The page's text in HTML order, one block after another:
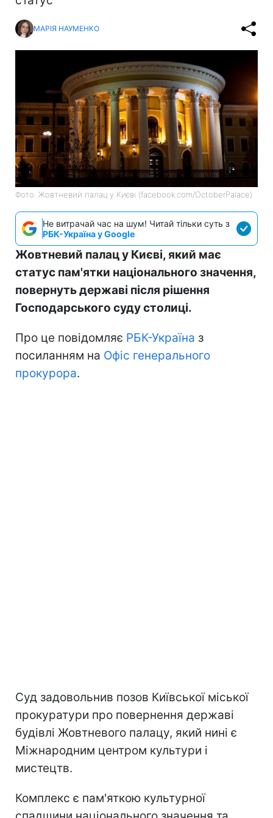
МАРІЯ НАУМЕНКО
Фото: Жовтневий палац у Києві (facebook.com/OctoberPalace)
Не витрачай час на шум! Читай тільки суть з
РБК-Україна у Google
Жовтневий палац у Києві, який має
статус пам'ятки національного значення,
повернуть державі після рішення
Господарського суду столиці.
Про це повідомляє РБК-Україна з
посиланням на Офіс генерального
прокурора.
Суд задовольнив позов Київської міської
прокуратури про повернення державі
будівлі Жовтневого палацу, який нині є
Міжнародним центром культури і
мистецтв.
Комплекс є пам'яткою культурної